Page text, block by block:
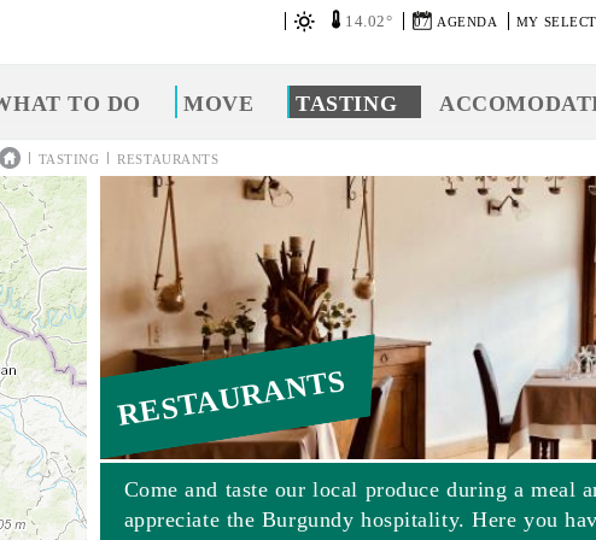
14.02° 07 AGENDA MY
TO DO MOVE TASTING
| TASTING | RESTAURANTS
RESTAURANTS
Come and taste our local produce during a meal
appreciate the Burgundy hospitality. Here you